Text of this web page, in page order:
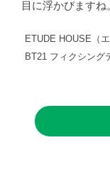
目に浮かびますね
ETUDE HOUSE（
BT21 フィクシング